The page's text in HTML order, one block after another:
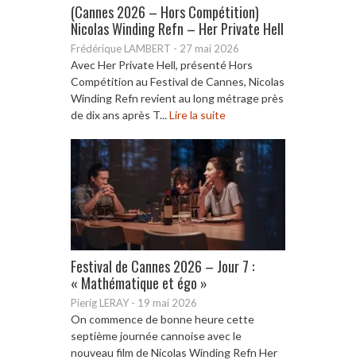
(Cannes 2026 – Hors Compétition)
Nicolas Winding Refn – Her Private Hell
Frédérique LAMBERT - 27 mai 2026
Avec Her Private Hell, présenté Hors
Compétition au Festival de Cannes, Nicolas
Winding Refn revient au long métrage près
de dix ans après T...Lire la suite
Festival de Cannes 2026 – Jour 7 :
« Mathématique et égo »
Pierig LERAY - 19 mai 2026
On commence de bonne heure cette
septième journée cannoise avec le
nouveau film de Nicolas Winding Refn Her